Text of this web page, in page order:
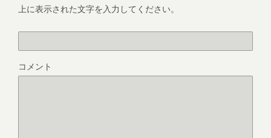
上に表示された文字を入力してください。
コメント